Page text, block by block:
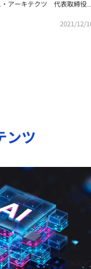
アーキテクツ 代表取締役/
2021/12/
ンツ